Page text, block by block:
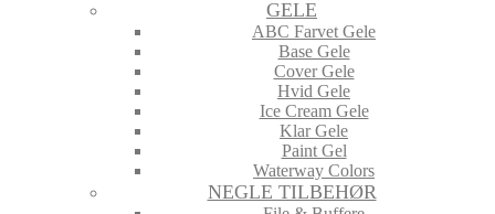
GELE
ABC Farvet Gele
Base Gele
Cover Gele
Hvid Gele
Ice Cream Gele
Klar Gele
Paint Gel
Waterway Colors
NEGLE TILBEHØR